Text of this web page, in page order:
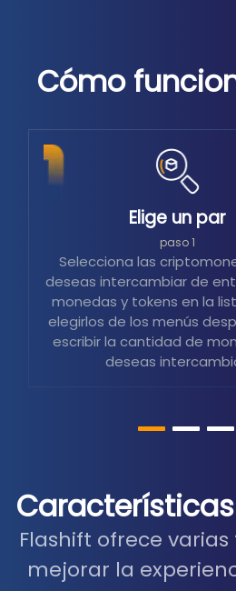
Cómo
Elige un par
paso 1
Selecciona las
deseas intercambiar de
monedas y tokens en la
elegirlos de los menús
escribir la cantidad de
deseas
Flashift ofrece
mejorar la